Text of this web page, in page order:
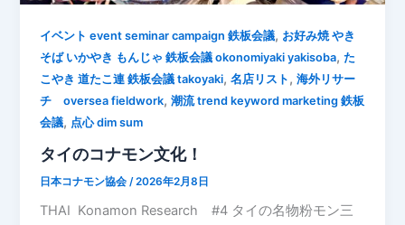
イベント event seminar campaign 鉄板会議, お好み焼 やき
そば いかやき もんじゃ 鉄板会議 okonomiyaki yakisoba,た
こやき 道たこ連 鉄板会議 takoyaki,名店リスト ,海外リサー
チ oversea fieldwork,潮流 trend keyword marketing 鉄板
会議, 点心 dim sum
タイのコナモン文化！
日本コナモン協会 /2026年2月8日
THAI Konamon Research #4 タイの名物粉モン三